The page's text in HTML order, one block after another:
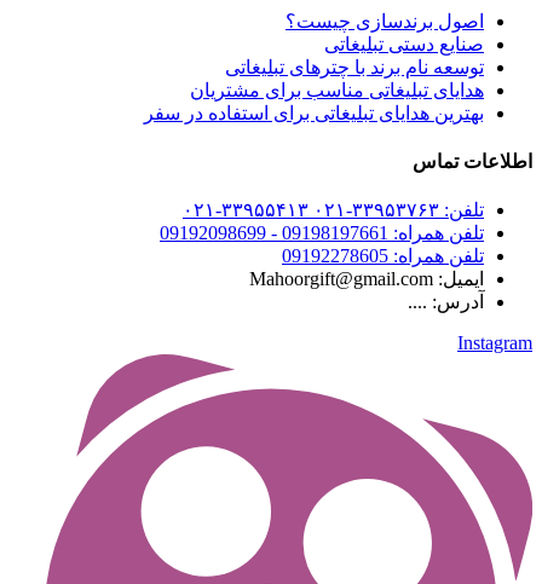
اصول برندسازی چیست؟
صنایع دستی تبلیغاتی
توسعه نام برند با چترهای تبلیغاتی
هدایای تبلیغاتی مناسب برای مشتریان
بهترین هدایای تبلیغاتی برای استفاده در سفر
اطلاعات تماس
تلفن: ۳۳۹۵۳۷۶۳-۰۲۱ ۳۳۹۵۵۴۱۳-۰۲۱
تلفن همراه: 09198197661 - 09192098699
تلفن همراه: 09192278605
ایمیل: Mahoorgift@gmail.com
آدرس: ....
Instagram